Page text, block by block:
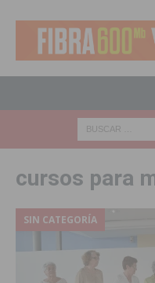
cursos para
SIN CATEGORÍA